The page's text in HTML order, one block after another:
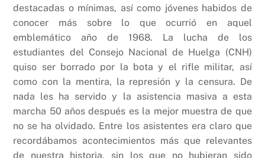
destacadas o mínimas, así como jóvenes habidos de
conocer más sobre lo que ocurrió en aquel
emblemático año de 1968. La lucha de los
estudiantes del Consejo Nacional de Huelga (CNH)
quiso ser borrado por la bota y el rifle militar, así
como con la mentira, la represión y la censura. De
nada les ha servido y la asistencia masiva a esta
marcha 50 años después es la mejor muestra de que
no se ha olvidado. Entre los asistentes era claro que
recordábamos acontecimientos más que relevantes
de nuestra historia, sin los que no hubieran sido